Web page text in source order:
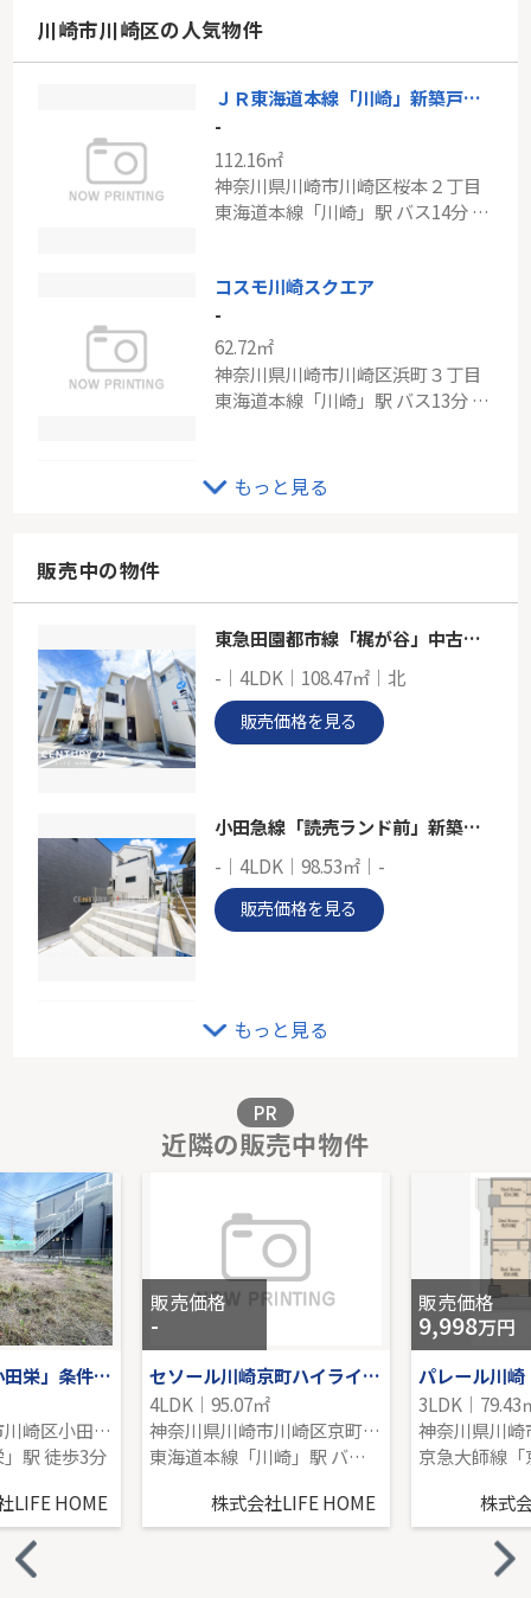
神奈川県川崎市多摩区長沢４丁目
63.79㎡～69.57㎡
神奈川県川崎市多摩区宿河原６丁目
川崎市川崎区の人気物件
ＪＲ東海道本線「川崎」新築戸建て
-
112.16㎡
神奈川県川崎市川崎区桜本２丁目
東海道本線「川崎」駅 バス14分 「桜本」 停歩3分
コスモ川崎スクエア
-
62.72㎡
神奈川県川崎市川崎区浜町３丁目
東海道本線「川崎」駅 バス13分 「大島四ツ角」 停歩2分
クリオ川崎小田公園壱番館
-
-
94.60㎡～98.12㎡
もっと見る
販売中の物件
東急田園都市線「梶が谷」中古戸建
-｜4LDK｜108.47㎡｜北
販売価格を見る
小田急線「読売ランド前」新築戸建
-｜4LDK｜98.53㎡｜-
販売価格を見る
販売価格を見る
-｜4LDK｜109.30㎡｜南西
販売価格を見る
もっと見る
PR
近隣の販売中物件
ＪＲ南武線「小田栄」条件なし売地
神奈川県川崎市川崎区小田３丁目
駅 徒歩3分
LIFE HOME
販売価格
-
セソール川崎京町ハイライズファーストピア
4LDK｜95.07㎡
神奈川県川崎市川崎区京町２丁目
東海道本線「川崎」駅 バス16分 「小田二丁目」 停歩1分
株式会社LIFE HOME
販売価格
9,998万円
パレール川崎
3LDK｜79.43
株式